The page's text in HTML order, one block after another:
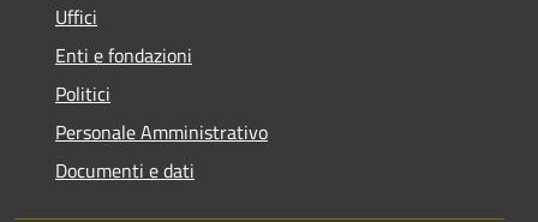
Uffici
Enti e fondazioni
Politici
Personale Amministrativo
Documenti e dati